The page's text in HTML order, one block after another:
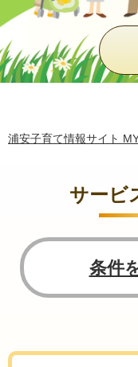
浦安子育て情報サイト
サービ
条件